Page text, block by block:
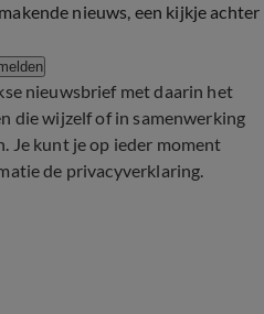
nieuws, een kijkje achter
nieuwsbrief met daarin het
die wijzelf of in samenwerking
Je kunt je op ieder moment
de privacyverklaring.